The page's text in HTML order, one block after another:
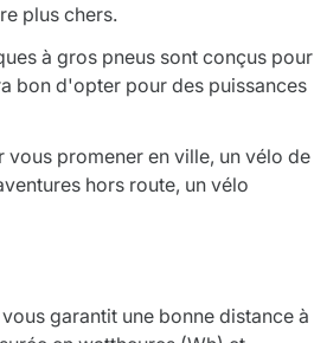
plus chers.
à gros pneus sont conçus pour
bon d'opter pour des puissances
promener en ville, un vélo de
hors route, un vélo
garantit une bonne distance à